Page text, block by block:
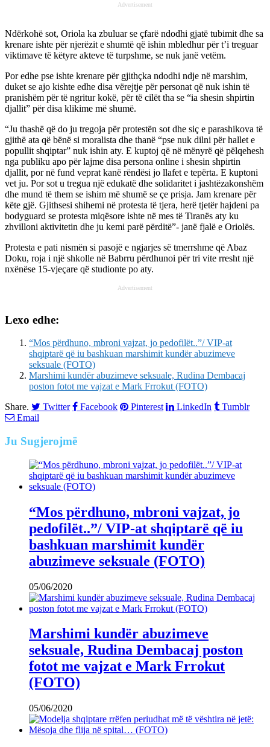
Advertisement
Ndërkohë sot, Oriola ka zbuluar se çfarë ndodhi gjatë tubimit dhe sa
krenare ishte për njerëzit e shumtë që ishin mbledhur për t’i treguar
viktimave të këtyre akteve të turpshme, se nuk janë vetëm.
Por edhe pse ishte krenare për gjithçka ndodhi ndje në marshim,
duket se ajo kishte edhe disa vërejtje për personat që nuk ishin të
pranishëm për të ngritur kokë, për të cilët tha se “ia shesin shpirtin
djallit” për disa klikime më shumë.
“Ju thashë që do ju tregoja për protestën sot dhe siç e parashikova të
gjithë ata që bënë si moralista dhe thanë “pse nuk dilni për hallet e
popullit shqiptar” nuk ishin aty. E kuptoj që në mënyrë që pëlqehesh
nga publiku apo për lajme disa persona online i shesin shpirtin
djallit, por në fund veprat kanë rëndësi jo llafet e tepërta. E kuptoni
vet ju. Por sot u tregua një edukatë dhe solidaritet i jashtëzakonshëm
dhe mund të them se ishim më shumë se çe prisja. Jam krenare për
këte gjë. Gjithsesi shihemi në protesta të tjera, herë tjetër hajdeni pa
bodyguard se protesta miqësore ishte në mes të Tiranës aty ku
zhvilloni aktivitetin dhe ju kemi parë përditë”- janë fjalë e Oriolës.
Protesta e pati nismën si pasojë e ngjarjes së tmerrshme që Abaz
Doku, roja i një shkolle në Babrru përdhunoi për tri vite rresht një
nxënëse 15-vjeçare që studionte po aty.
Advertisement
Lexo edhe:
“Mos përdhuno, mbroni vajzat, jo pedofilët..”/ VIP-at
shqiptarë që iu bashkuan marshimit kundër abuzimeve
seksuale (FOTO)
Marshimi kundër abuzimeve seksuale, Rudina Dembacaj
poston fotot me vajzat e Mark Frrokut (FOTO)
Share.
Twitter Facebook Pinterest LinkedIn
Tumblr
Email
Ju Sugjerojmë
“Mos përdhuno, mbroni vajzat, jo
pedofilët..”/ VIP-at shqiptarë që iu
bashkuan marshimit kundër
abuzimeve seksuale (FOTO)
05/06/2020
Marshimi kundër abuzimeve
seksuale, Rudina Dembacaj poston
fotot me vajzat e Mark Frrokut
(FOTO)
05/06/2020